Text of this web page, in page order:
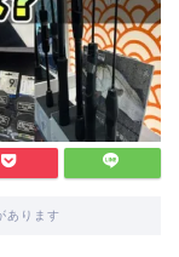
あります